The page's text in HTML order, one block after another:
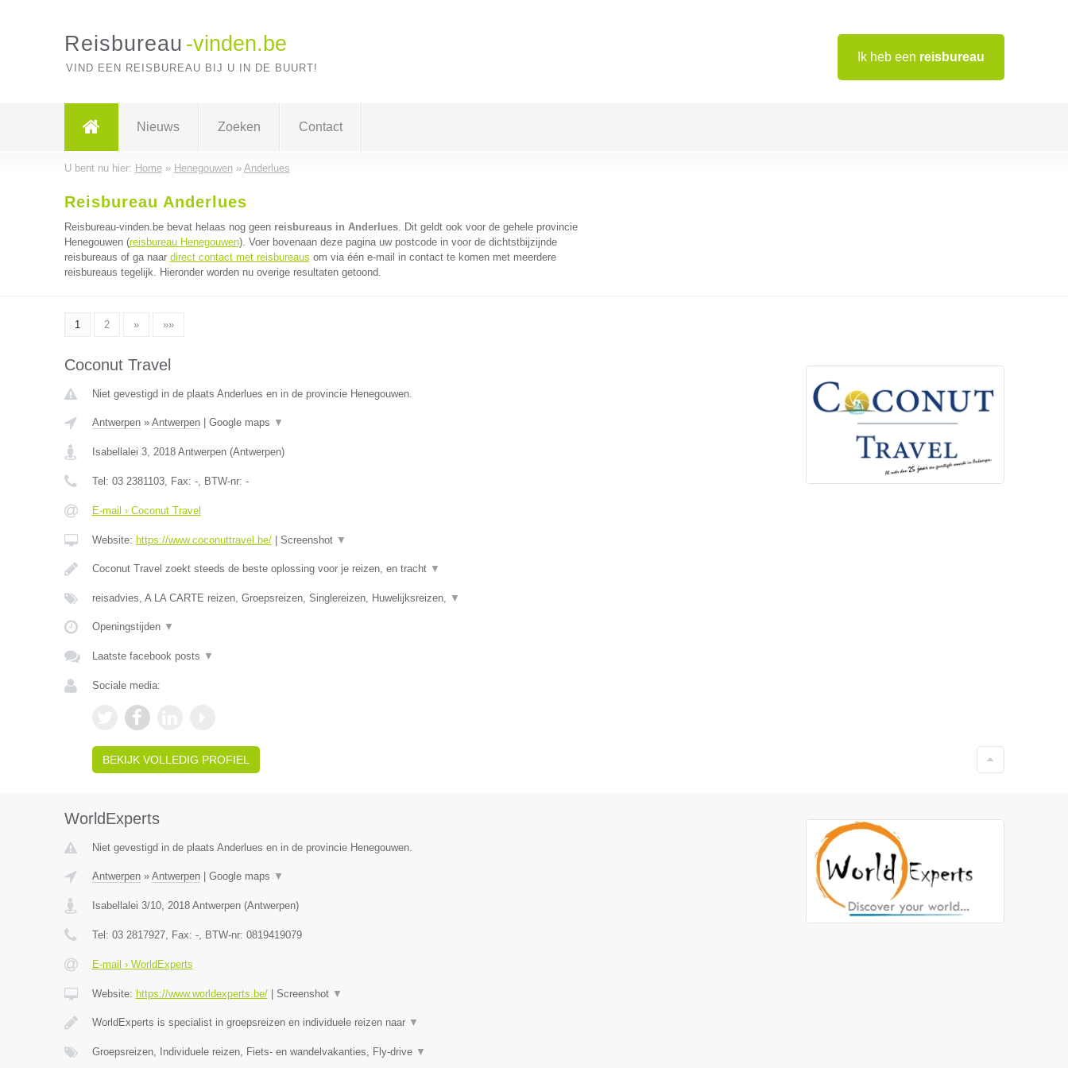
Ik heb een reisbureau
Reisbureau -vinden.be
VIND EEN REISBUREAU BIJ U IN DE BUURT!
Nieuws Zoeken Contact
U bent nu hier: Home» Henegouwen» Anderlues
Reisbureau Anderlues
Reisbureau-vinden.be bevat helaas nog geen reisbureaus in Anderlues. Dit geldt ook voor de gehele provincie
Henegouwen (reisbureau Henegouwen). Voer bovenaan deze pagina uw postcode in voor de dichtstbijzijnde
reisbureaus of ga naar direct contact met reisbureaus om via één e-mail in contact te komen met meerdere
reisbureaus tegelijk. Hieronder worden nu overige resultaten getoond.
1 2 » »»
Coconut Travel
Niet gevestigd in de plaats Anderlues en in de provincie Henegouwen.
Antwerpen» Antwerpen| Google maps ▼
Isabellalei 3, 2018 Antwerpen(Antwerpen)
Tel: 03 2381103, Fax: -, BTW-nr: -
E-mail › Coconut Travel
Website: https://www.coconuttravel.be/| Screenshot ▼
Coconut Travel zoekt steeds de beste oplossing voor je reizen, en tracht ▼
reisadvies, A LA CARTE reizen, Groepsreizen, Singlereizen, Huwelijksreizen, ▼
Openingstijden ▼
Laatste facebook posts ▼
Sociale media:
BEKIJK VOLLEDIG PROFIEL
WorldExperts
Niet gevestigd in de plaats Anderlues en in de provincie Henegouwen.
Antwerpen» Antwerpen| Google maps ▼
Isabellalei 3/10, 2018 Antwerpen(Antwerpen)
Tel: 03 2817927, Fax: -, BTW-nr: 0819419079
E-mail › WorldExperts
Website: https://www.worldexperts.be/| Screenshot ▼
WorldExperts is specialist in groepsreizen en individuele reizen naar ▼
Groepsreizen, Individuele reizen, Fiets- en wandelvakanties, Fly-drive ▼